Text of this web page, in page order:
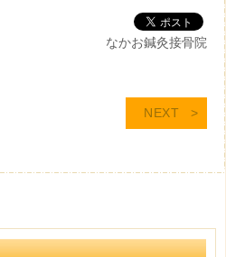
なかお鍼灸接骨院
NEXT